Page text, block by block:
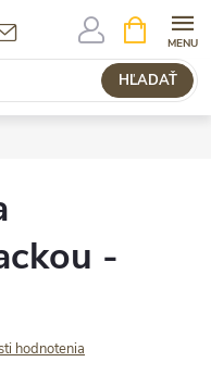
HĽADAŤ
KOŠÍK
-
hodnotenia